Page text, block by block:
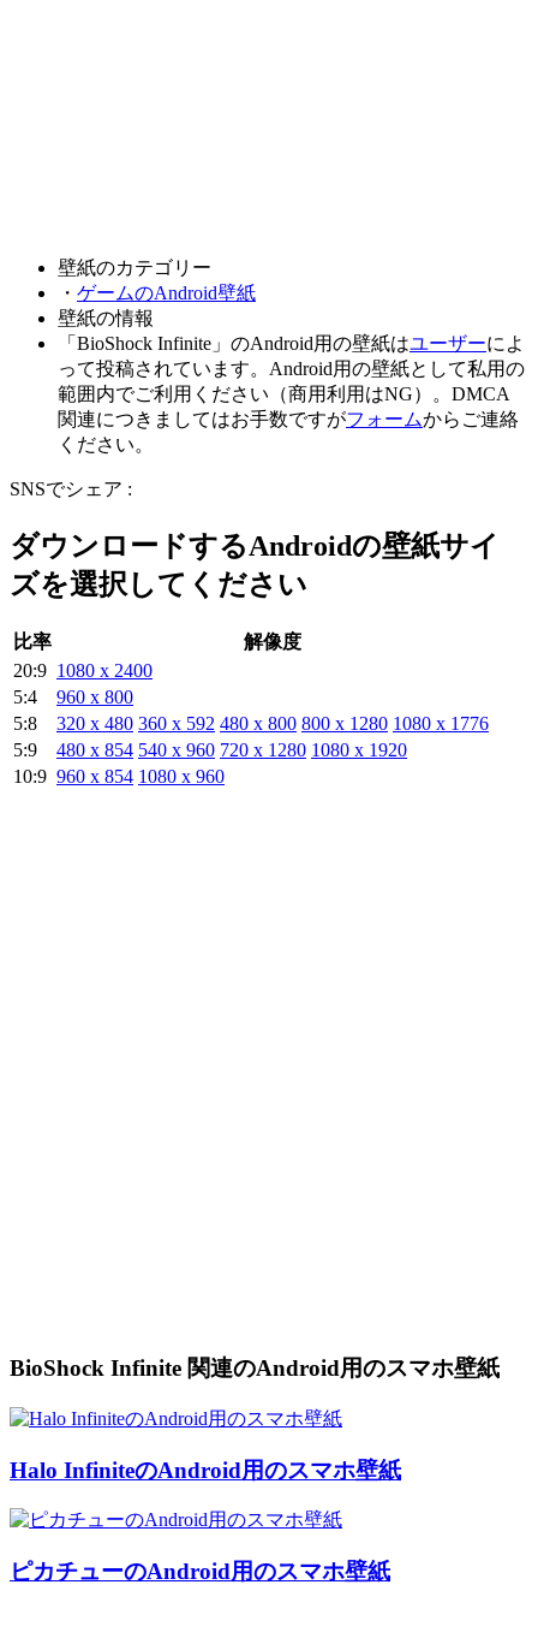
壁紙のカテゴリー
・ ゲームのAndroid壁紙
壁紙の情報
「BioShock Infinite」のAndroid用の壁紙はユーザーによ
って投稿されています。Android用の壁紙として私用の
範囲内でご利用ください（商用利用はNG）。DMCA
関連につきましてはお手数ですがフォームからご連絡
ください。
SNSでシェア :
ダウンロードするAndroidの壁紙サイ
ズを選択してください
比率
解像度
20:9 1080 x 2400
5:4
960 x 800
5:8
320 x 480 360 x 592 480 x 800 800 x 1280 1080 x 1776
5:9
480 x 854 540 x 960 720 x 1280 1080 x 1920
10:9 960 x 854 1080 x 960
BioShock Infinite 関連のAndroid用のスマホ壁紙
Halo InfiniteのAndroid用のスマホ壁紙
ピカチューのAndroid用のスマホ壁紙